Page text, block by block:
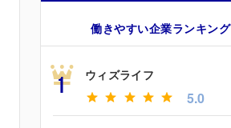
働きやすい企業ランキング
1 ウィズライフ
5.0